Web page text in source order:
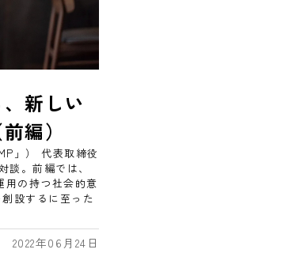
新しい
編）
」） 代表取締役
。前編では、
用の持つ社会的意
設するに至った
2022年06月24日